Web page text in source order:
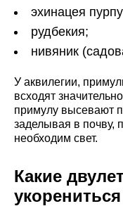
эхинацея
рудбекия;
нивяник
У аквилегии,
всходят
примулу высевают
заделывая в почву,
необходим свет.
Какие
укорениться